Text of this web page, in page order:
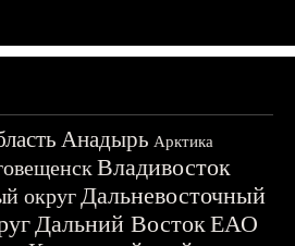
Анадырь Арктика
Владивосток
округДальневосточный
Дальний ВостокЕАО